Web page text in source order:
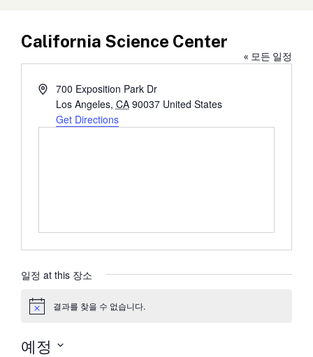
California Science Center
« 모든 일정
Address700 Exposition Park Dr
Los Angeles, CA 90037 United States
Get Directions
일정 at this 장소
공
결과를 찾을 수 없습니다.
예정